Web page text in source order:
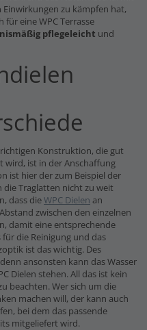
zu kämpfen hat,
für eine WPC Terrasse
pflegeleicht und
Konstruktion, die gut
wird, ist in der Anschaffung
ist hier der zum Beispiel der
Traglatten nicht zu weit
dass dieWPC Dielen an
zwischen den einzelnen
damit eine entsprechende
die Reinigung und das
ist das wichtig. Des
ansonsten kann das Wasser
Dielen stehen. All das ist kein
beachten. Wer sich um die
machen will, der kann auch
bei dem das passende
mitgeliefert wird.